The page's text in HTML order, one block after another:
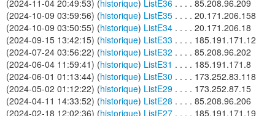
(2024-11-04 20:49:53) (historique) ListE36 . . . . 85.208.96.209
(2024-10-09 03:59:56) (historique) ListE35 . . . . 20.171.206.158
(2024-10-09 03:50:55) (historique) ListE34 . . . . 20.171.206.18
(2024-09-15 13:42:15) (historique) ListE33 . . . . 185.191.171.12
(2024-07-24 03:56:22) (historique) ListE32 . . . . 85.208.96.202
(2024-06-04 11:59:41) (historique) ListE31 . . . . 185.191.171.8
(2024-06-01 01:13:44) (historique) ListE30 . . . . 173.252.83.118
(2024-05-02 01:12:22) (historique) ListE29 . . . . 173.252.87.15
(2024-04-11 14:33:52) (historique) ListE28 . . . . 85.208.96.206
(2024-02-18 12:02:36) (historique) ListE27 . . . . 185.191.171.19